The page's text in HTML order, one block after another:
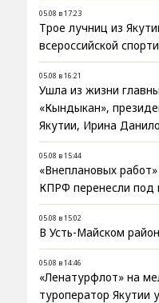
05.08 в 17:23
Трое лучниц из
всероссийской
05.08 в 16:21
Ушла из жизни
«Кындыкан»,
Якутии, Ирина
05.08 в 15:44
«Внеплановых
КПРФ перенесли
05.08 в 15:02
В Усть-Майском
05.08 в 14:46
«Ленатурфлот» на
туроператор Якутии